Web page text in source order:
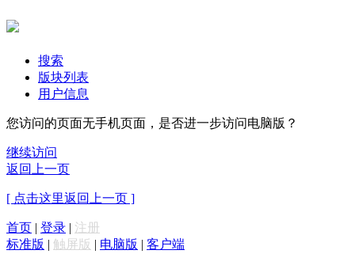
搜索
版块列表
用户信息
您访问的页面无手机页面，是否进一步访问电脑版？
继续访问
返回上一页
[ 点击这里返回上一页 ]
首页 | 登录 | 注册
标准版 | 触屏版 | 电脑版 | 客户端